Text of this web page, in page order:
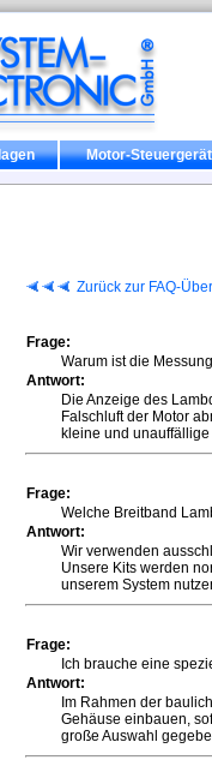
Motor-
Zurück zur FAQ-
Frage:
Warum ist die
Antwort:
Die Anzeige des
Falschluft der Motor
kleine und
Frage:
Welche Breitband
Antwort:
Wir verwenden
Unsere Kits werden
unserem System
Frage:
Ich brauche eine
Antwort:
Im Rahmen der
Gehäuse einbauen,
große Auswahl